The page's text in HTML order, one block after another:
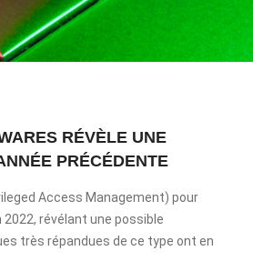
RÉVÈLE UNE
PRÉCÉDENTE
Access Management) pour
révélant une possible
très répandues de ce type ont en